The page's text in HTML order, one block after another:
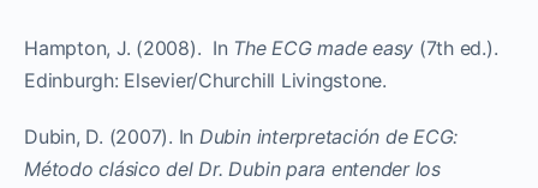
Hampton, J. (2008). In The ECG made easy (7th ed.).
Edinburgh: Elsevier/Churchill Livingstone.
Dubin, D. (2007). In Dubin interpretación de ECG:
Método clásico del Dr. Dubin para entender los